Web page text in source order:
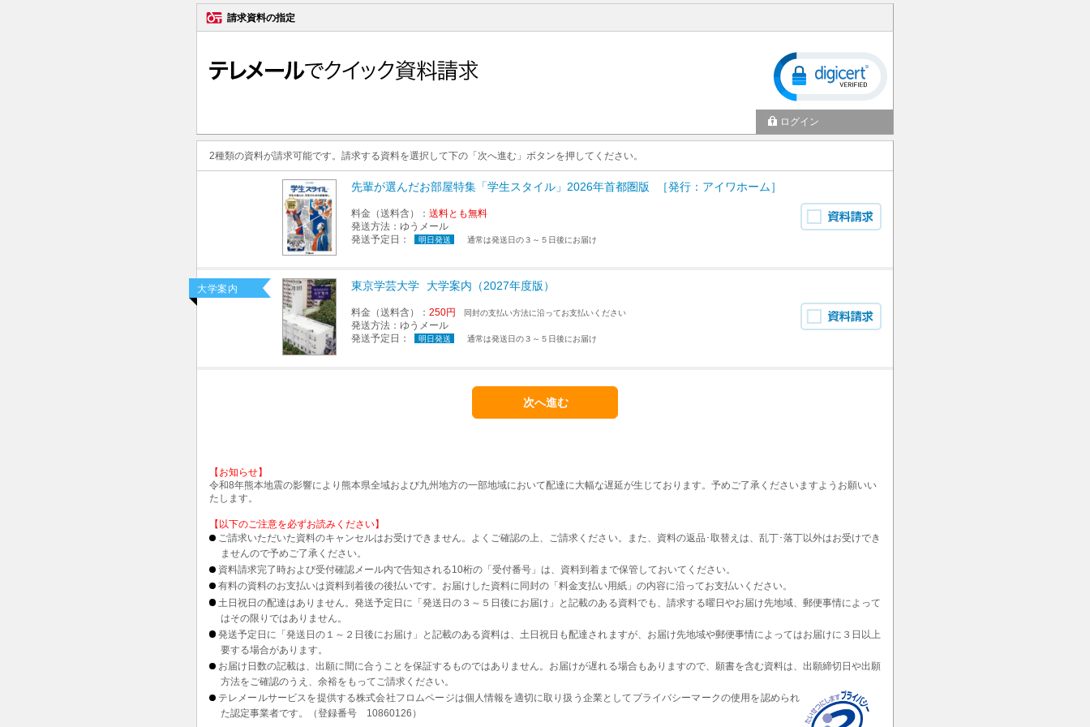
請求資料の指定
ログイン
2種類の資料が請求可能です。請求する資料を選択して下の「次へ進む」ボタンを押してください。
先輩が選んだお部屋特集「学生スタイル」2026年首都圏版 ［発行：アイワホーム］
料金（送料含）： 送料とも無料
発送方法： ゆうメール
発送予定日：
明日発送 通常は発送日の３～５日後にお届け
大学案内 東京学芸大学 大学案内（2027年度版）
料金（送料含）： 250円 同封の支払い方法に沿ってお支払いください
発送方法： ゆうメール
発送予定日：
明日発送 通常は発送日の３～５日後にお届け
【お知らせ】
令和8年熊本地震の影響により熊本県全域および九州地方の一部地域において配達に大幅な遅延が生じております。予めご了承くださいますようお願いい
たします。
【以下のご注意を必ずお読みください】
ご請求いただいた資料のキャンセルはお受けできません。よくご確認の上、ご請求ください。また、資料の返品･取替えは、乱丁･落丁以外はお受けでき
ませんので予めご了承ください。
資料請求完了時および受付確認メール内で告知される10桁の「受付番号」は、資料到着まで保管しておいてください。
有料の資料のお支払いは資料到着後の後払いです。お届けした資料に同封の「料金支払い用紙」の内容に沿ってお支払いください。
土日祝日の配達はありません。発送予定日に「発送日の３～５日後にお届け」と記載のある資料でも、請求する曜日やお届け先地域、郵便事情によって
はその限りではありません。
発送予定日に「発送日の１～２日後にお届け」と記載のある資料は、土日祝日も配達されますが、お届け先地域や郵便事情によってはお届けに３日以上
要する場合があります。
お届け日数の記載は、出願に間に合うことを保証するものではありません。お届けが遅れる場合もありますので、願書を含む資料は、出願締切日や出願
方法をご確認のうえ、余裕をもってご請求ください。
テレメールサービスを提供する株式会社フロムページは個人情報を適切に取り扱う企業としてプライバシーマークの使用を認められ
た認定事業者です。（登録番号 10860126）